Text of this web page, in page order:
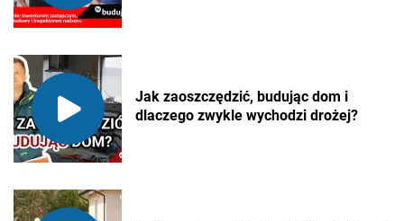
Jak zaoszczędzić, budując dom i
dlaczego zwykle wychodzi drożej?